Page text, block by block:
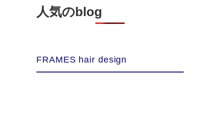
人気のblog
FRAMES hair design